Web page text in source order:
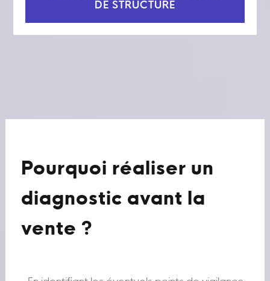
DE STRUCTURE
Pourquoi réaliser un
diagnostic avant la
vente ?